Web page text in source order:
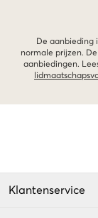
De aanbieding
normale prijzen.
aanbiedingen.
Klantenservice